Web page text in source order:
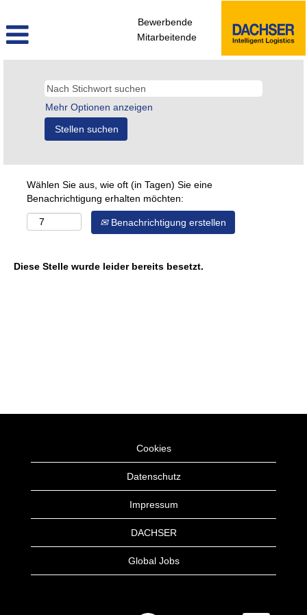
Bewerbende
Mitarbeitende
Mehr Optionen anzeigen
Wählen Sie aus, wie oft (in Tagen) Sie eine
Benachrichtigung erhalten möchten:
Benachrichtigung erstellen
Diese Stelle wurde leider bereits besetzt.
Cookies
Datenschutz
Impressum
DACHSER
Global Jobs